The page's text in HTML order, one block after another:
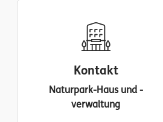
Kontakt
Naturpark-Haus und -
verwaltung